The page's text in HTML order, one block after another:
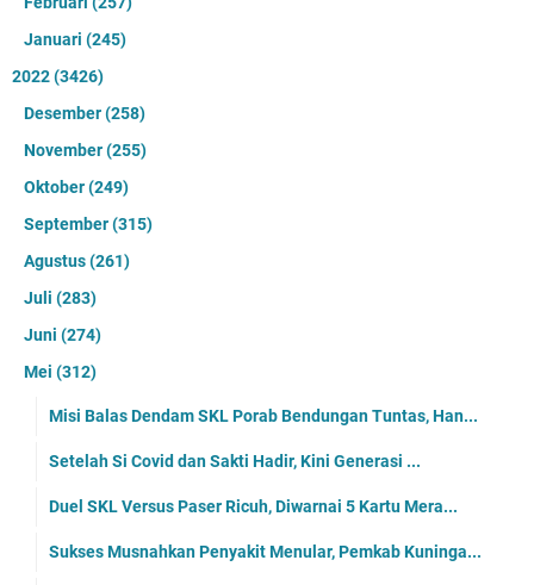
Januari (245)
2022(3426)
Desember(258)
November(255)
Oktober(249)
September(315)
Agustus(261)
Juli (283)
Juni (274)
Mei (312)
Misi Balas Dendam SKL Porab Bendungan Tuntas, Han...
Setelah Si Covid dan Sakti Hadir, Kini Generasi ...
Duel SKL Versus Paser Ricuh, Diwarnai 5 Kartu Mera...
Sukses Musnahkan Penyakit Menular, Pemkab Kuninga...